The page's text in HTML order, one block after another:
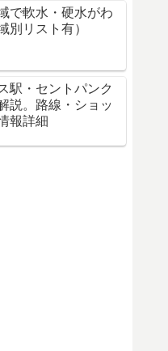
で軟水・硬水がわ
別リスト有）
駅・セントパンク
説。路線・ショッ
報詳細